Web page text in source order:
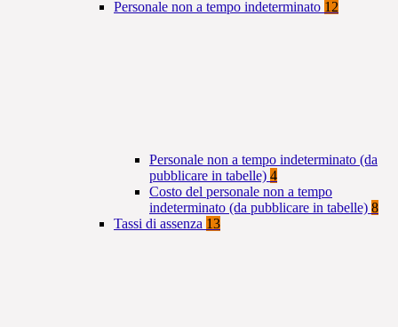
Personale non a tempo indeterminato 12
Personale non a tempo indeterminato (da
pubblicare in tabelle) 4
Costo del personale non a tempo
indeterminato (da pubblicare in tabelle) 8
Tassi di assenza 13